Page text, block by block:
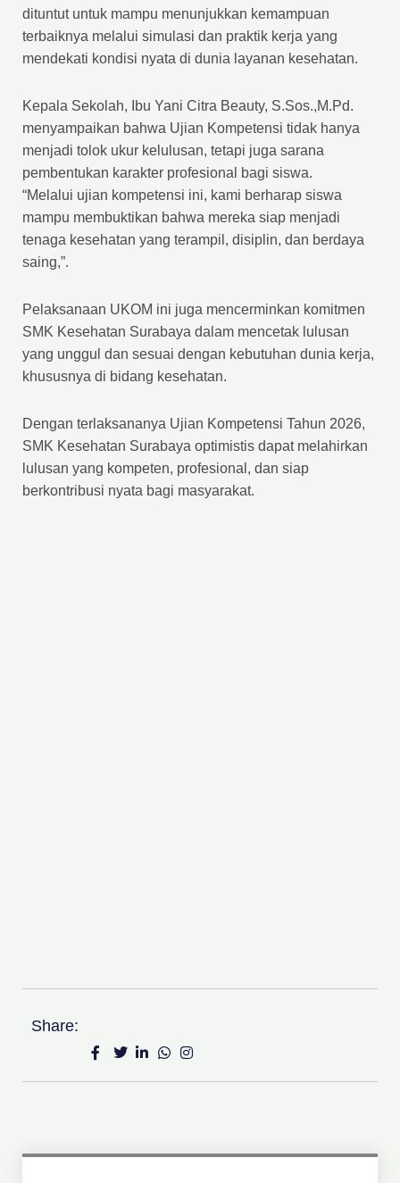
dituntut untuk mampu menunjukkan kemampuan
terbaiknya melalui simulasi dan praktik kerja yang
mendekati kondisi nyata di dunia layanan kesehatan.
Kepala Sekolah, Ibu Yani Citra Beauty, S.Sos.,M.Pd.
menyampaikan bahwa Ujian Kompetensi tidak hanya
menjadi tolok ukur kelulusan, tetapi juga sarana
pembentukan karakter profesional bagi siswa.
“Melalui ujian kompetensi ini, kami berharap siswa
mampu membuktikan bahwa mereka siap menjadi
tenaga kesehatan yang terampil, disiplin, dan berdaya
saing,”.
Pelaksanaan UKOM ini juga mencerminkan komitmen
SMK Kesehatan Surabaya dalam mencetak lulusan
yang unggul dan sesuai dengan kebutuhan dunia kerja,
khususnya di bidang kesehatan.
Dengan terlaksananya Ujian Kompetensi Tahun 2026,
SMK Kesehatan Surabaya optimistis dapat melahirkan
lulusan yang kompeten, profesional, dan siap
berkontribusi nyata bagi masyarakat.
Share: